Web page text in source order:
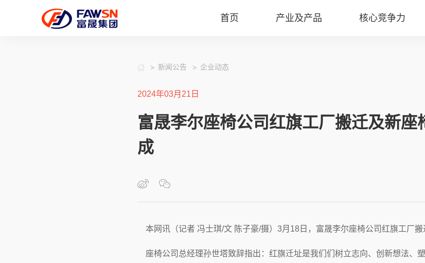
首页 产业及产品 核心竞争力
新闻公告 企业动态
2024年03月21日
富晟李尔座椅公司红旗工厂搬迁及新座
成
本网讯（记者 冯士琪/文 陈子豪/摄）3月18日，富晟李尔座椅公司红旗工厂搬
座椅公司总经理孙世塔致辞指出：红旗迁址是我们们树立志向、创新想法、